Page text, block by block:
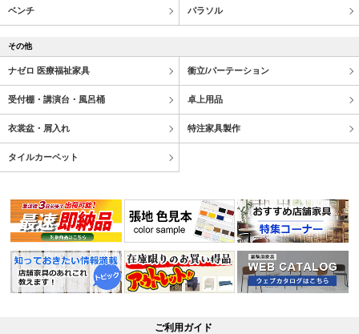
ベンチ パラソル
その他
ナゼロ 医療福祉家具 衝立/パーテーション
受付棚・講演台・風呂桶 卓上用品
衣裳盆・屑入れ 特注家具製作
タイルカーペット
ご利用ガイド